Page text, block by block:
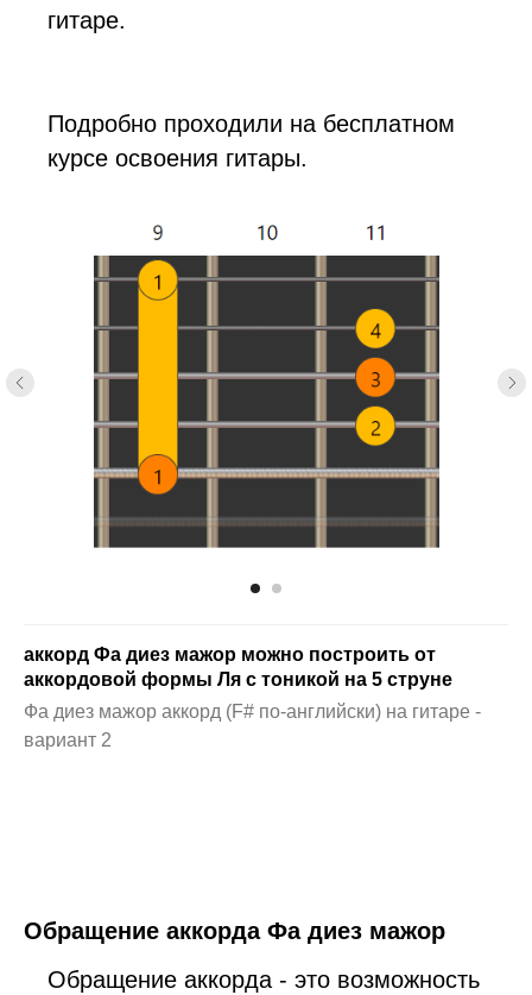
гитаре.
Подробно проходили на бесплатном
курсе освоения гитары.
аккорд Фа диез мажор можно построить от
аккордовой формы Ля с тоникой на 5 струне
Фа диез мажор аккорд (F# по-английски) на гитаре -
вариант 2
Обращение аккорда Фа диез мажор
Обращение аккорда - это возможность